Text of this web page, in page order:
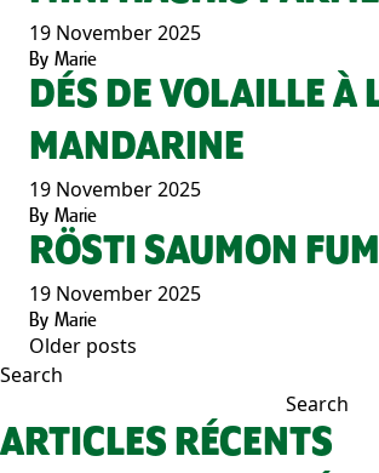
19 November 2025
By Marie
DÉS DE VOLAILLE À
MANDARINE
19 November 2025
By Marie
RÖSTI SAUMON
19 November 2025
By Marie
POSTS
NAVIGATION
Older posts
Search
Search
ARTICLES RÉCENTS